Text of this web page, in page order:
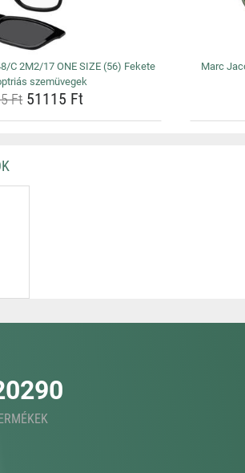
C 2M2/17 ONE SIZE (56) Fekete
szemüvegek
Ft51115 Ft
Marc